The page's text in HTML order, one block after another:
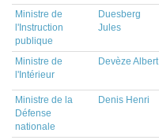
Ministre de
l'Instruction
publique
Duesberg
Jules
Ministre de
l'Intérieur
Devèze Albert
Ministre de la
Défense
nationale
Denis Henri